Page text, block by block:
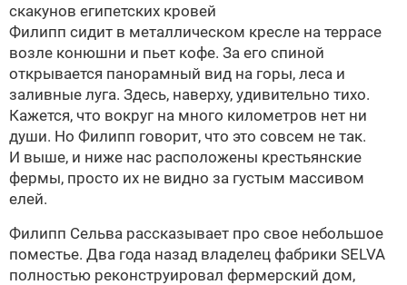
скакунов египетских кровей
Филипп сидит в металлическом кресле на террасе
возле конюшни и пьет кофе. За его спиной
открывается панорамный вид на горы, леса и
заливные луга. Здесь, наверху, удивительно тихо.
Кажется, что вокруг на много километров нет ни
души. Но Филипп говорит, что это совсем не так.
И выше, и ниже нас расположены крестьянские
фермы, просто их не видно за густым массивом
елей.
Филипп Сельва рассказывает про свое небольшое
поместье. Два года назад владелец фабрики SELVA
полностью реконструировал фермерский дом,